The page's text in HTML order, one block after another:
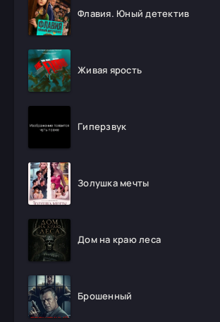
Флавия. Юный детектив
Живая ярость
Гиперзвук
Золушка мечты
Дом на краю леса
Брошенный